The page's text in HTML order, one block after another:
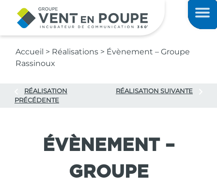
Accueil > Réalisations > Évènement – Groupe
Rassinoux
RÉALISATION
PRÉCÉDENTE
RÉALISATION SUIVANTE
ÉVÈNEMENT –
GROUPE